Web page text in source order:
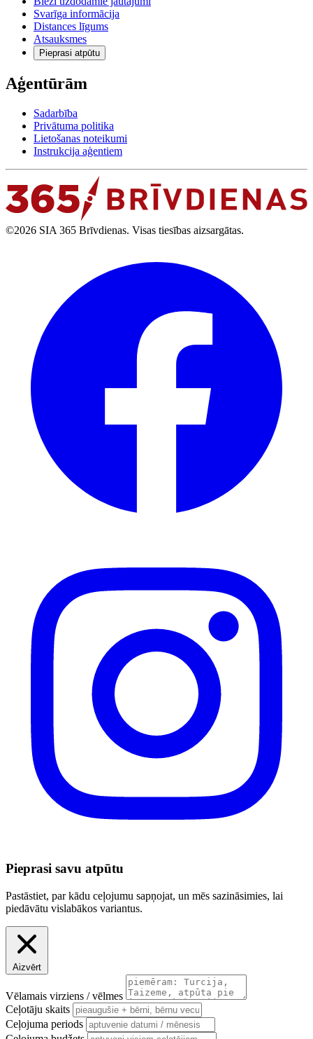
Svarīga informācija
Distances līgums
Atsauksmes
Pieprasi atpūtu
Aģentūrām
Sadarbība
Privātuma politika
Lietošanas noteikumi
Instrukcija aģentiem
©2026 SIA 365 Brīvdienas. Visas tiesības aizsargātas.
Pieprasi savu atpūtu
Pastāstiet, par kādu ceļojumu sapņojat, un mēs sazināsimies, lai
piedāvātu vislabākos variantus.
Aizvērt
Vēlamais virziens / vēlmes
Ceļotāju skaits
Ceļojuma periods